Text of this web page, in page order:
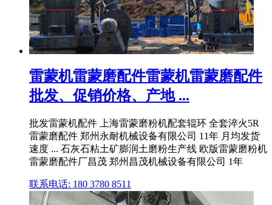
雷蒙机雷蒙磨配件雷蒙机雷蒙磨配件
批发、促销价格、产地 ...
批发雷蒙机配件 上海雷蒙磨粉机配套辊环 全套淬火5R
雷蒙磨配件 郑州永耐机械设备有限公司 11年 月均发货
速度 ... 石灰石粘土矿膨润土磨粉生产线 欧版雷蒙磨粉机
雷蒙磨配件厂昌茂 郑州昌茂机械设备有限公司 1年
联系电话: 180 3780 8511